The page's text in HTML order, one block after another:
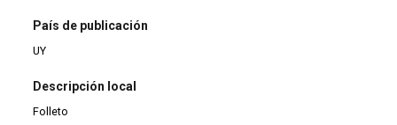
País de publicación
UY
Descripción local
Folleto